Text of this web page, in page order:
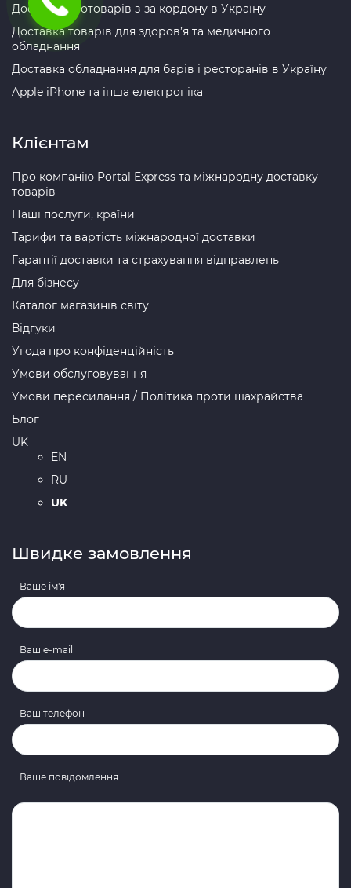
Доставка зоотоварів з-за кордону в Україну
Доставка товарів для здоров’я та медичного
обладнання
Доставка обладнання для барів і ресторанів в Україну
Apple iPhone та інша електроніка
Клієнтам
Про компанію Portal Express та міжнародну доставку
товарів
Наші послуги, країни
Тарифи та вартість міжнародної доставки
Гарантії доставки та страхування відправлень
Для бізнесу
Каталог магазинів світу
Відгуки
Угода про конфіденційність
Умови обслуговування
Умови пересилання / Політика проти шахрайства
Блог
UK
EN
RU
UK
Швидке замовлення
Ваше ім'я
Ваш e-mail
Ваш телефон
Ваше повідомлення